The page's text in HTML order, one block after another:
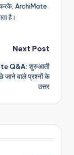
करके, ArchiMate
है।
Next Post
Q&A: शुरुआती
जाने वाले प्रश्नों के
उत्तर